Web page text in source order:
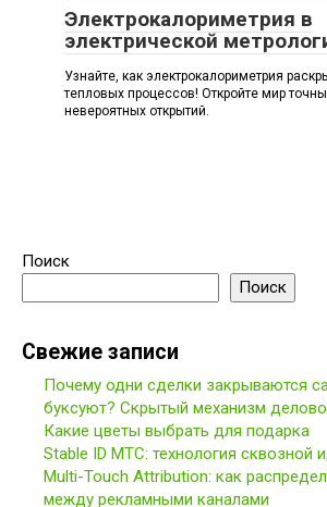
Электрокалориметрия в
электрической
Узнайте, как электрокалориметрия
тепловых процессов! Откройте мир
невероятных открытий.
Поиск
Поиск
Свежие записи
Почему одни сделки закрываются
буксуют? Скрытый механизм
Какие цветы выбрать для подарка
Stable ID МТС: технология сквозной
Multi-Touch Attribution: как
между рекламными каналами